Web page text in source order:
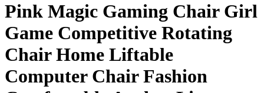
Pink Magic Gaming Chair Girl
Game Competitive Rotating
Chair Home Liftable
Computer Chair Fashion